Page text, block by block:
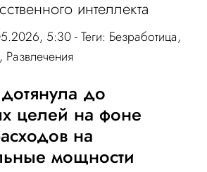
интеллекта
5:30 - Теги: Безработица,
, Развлечения
до
целей на фоне
на
мощности